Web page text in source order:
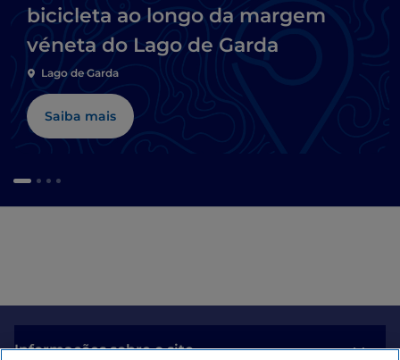
bicicleta ao longo da margem
véneta do Lago de Garda
Lago de Garda
Saiba mais
Informações sobre o site